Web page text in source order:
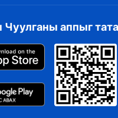
Чуулганы аппыг